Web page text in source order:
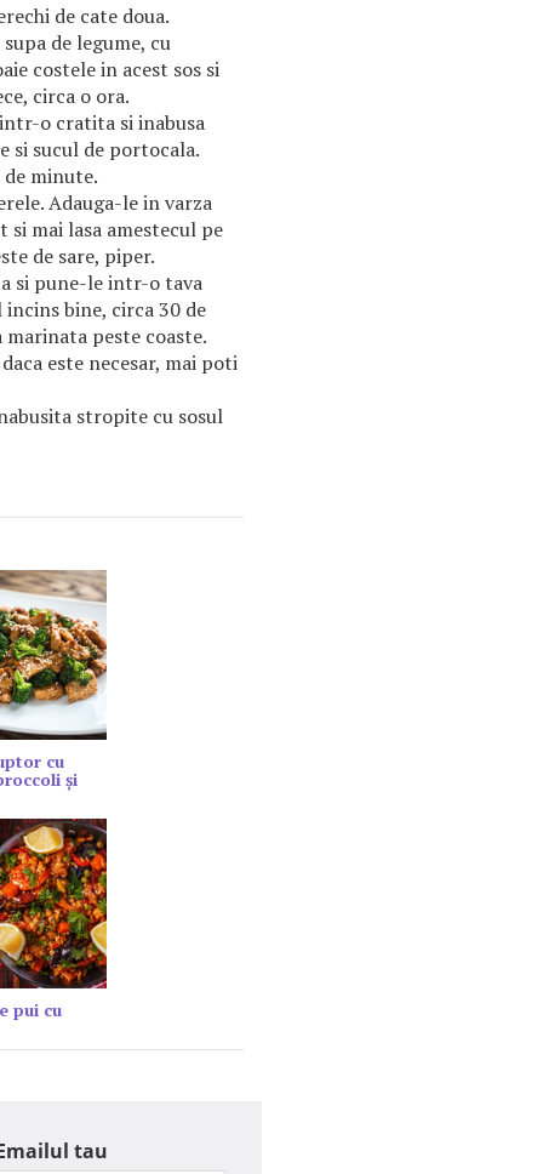
de cate doua.
de legume, cu
costele in acest sos si
circa o ora.
o cratita si inabusa
si sucul de portocala.
de minute.
Adauga-le in varza
mai lasa amestecul pe
de sare, piper.
si pune-le intr-o tava
bine, circa 30 de
peste coaste.
este necesar, mai poti
stropite cu sosul
cu
și
pui cu
tau